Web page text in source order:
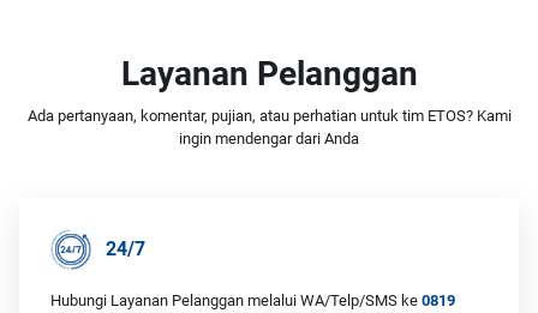
Layanan Pelanggan
Ada pertanyaan, komentar, pujian, atau perhatian untuk tim ETOS? Kami
ingin mendengar dari Anda
24/7
Hubungi Layanan Pelanggan melalui WA/Telp/SMS ke 0819